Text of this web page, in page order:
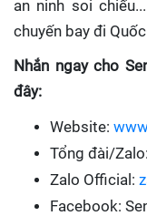
an ninh soi
chuyến bay đi
Nhắn ngay cho
đây:
Website:
Tổng đài/
Zalo Official:
Facebook: